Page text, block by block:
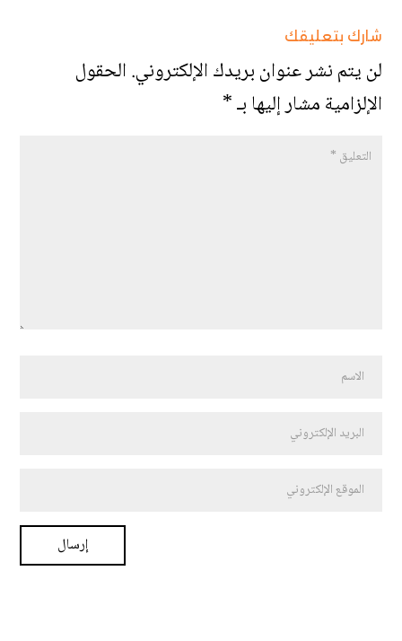
شارك بتعليقك
لن يتم نشر عنوان بريدك الإلكتروني.الحقول
الإلزامية مشار إليها بـ*